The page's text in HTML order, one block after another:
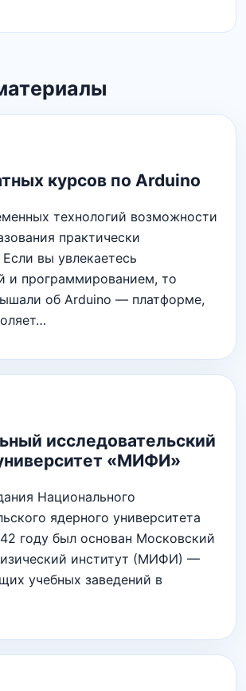
курсов по Arduino
технологий возможности
практически
вы увлекаетесь
и программированием, то
об Arduino — платформе,
исследовательский
«МИФИ»
Национального
ядерного университета
году был основан Московский
институт (МИФИ) —
учебных заведений в